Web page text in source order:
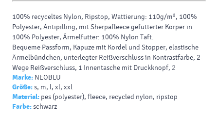
100% recyceltes Nylon, Ripstop, Wattierung: 110g/m², 100%
Polyester, Antipilling, mit Sherpafleece gefütterter Körper in
100% Polyester, Ärmelfutter: 100% Nylon Taft.
Bequeme Passform, Kapuze mit Kordel und Stopper, elastische
Ärmelbündchen, unterlegter Reißverschluss in Kontrastfarbe, 2-
Wege Reißverschluss, 1 Innentasche mit Druckknopf, 2
Seitentaschen mit Reißverschluss, 1 Innentasche mit
Reißverschluss, verschweißte Hauptnähte, ergonomisch
verlängertes Rückenteil, Veredelungszugang am Rücken, Tear
Away Label,neutrales Größenlabel
Marke: NEOBLU
Größe:s, m, l, xl, xxl
Material: pes (polyester), fleece, recycled nylon, ripstop
Farbe:schwarz